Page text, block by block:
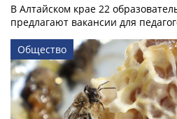
В Алтайском крае 22
предлагают вакансии для
Общество